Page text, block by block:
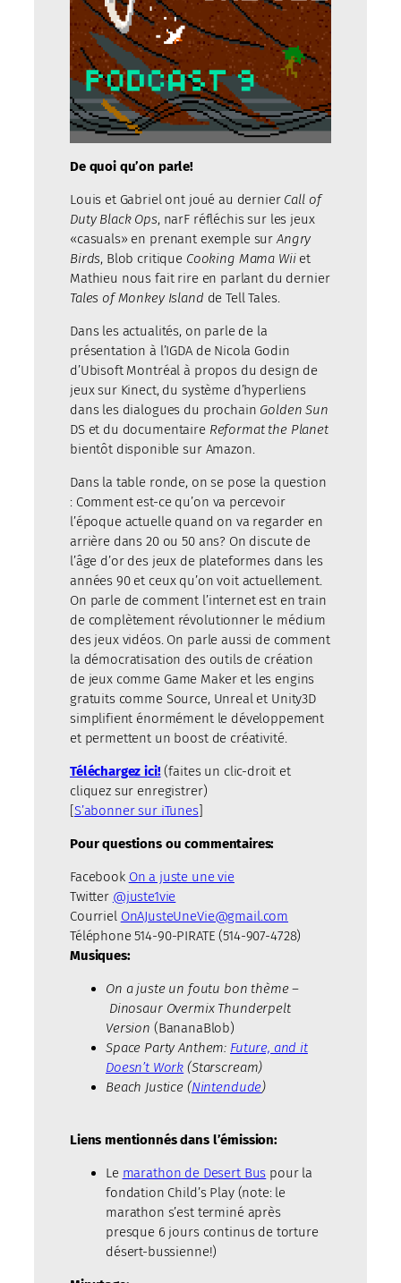
De quoi qu’on parle!
Louis et Gabriel ont joué au dernier Call of
Duty Black Ops, narF réfléchis sur les jeux
«casuals» en prenant exemple surAngry
Birds, Blob critique Cooking Mama Wiiet
Mathieu nous fait rire en parlant du dernier
Tales of Monkey Island de Tell Tales.
Dans les actualités, on parle de la
présentation à l’IGDA de Nicola Godin
d’Ubisoft Montréal à propos du design de
jeux sur Kinect, du système d’hyperliens
dans les dialogues du prochain Golden Sun
DS et du documentaire Reformat the Planet
bientôt disponible sur Amazon.
Dans la table ronde, on se pose la question
: Comment est-ce qu’on va percevoir
l’époque actuelle quand on va regarder en
arrière dans 20 ou 50 ans? On discute de
l’âge d’or des jeux de plateformes dans les
années 90 et ceux qu’on voit actuellement.
On parle de comment l’internet est en train
de complètement révolutionner le médium
des jeux vidéos. On parle aussi de comment
la démocratisation des outils de création
de jeux comme Game Maker et les engins
gratuits comme Source, Unreal et Unity3D
simplifient énormément le développement
et permettent un boost de créativité.
Téléchargez ici!(faites un clic-droit et
cliquez sur enregistrer)
[S’abonner sur iTunes]
Pour questions ou commentaires:
Facebook On a juste une vie
Twitter @juste1vie
Courriel OnAJusteUneVie@gmail.com
Téléphone 514-90-PIRATE (514-907-4728)
Musiques:
On a juste un foutu bon thème –
Dinosaur Overmix Thunderpelt
Version (BananaBlob)
Space Party Anthem: Future, and it
Doesn’t Work (Starscream)
Beach Justice (Nintendude)
Liens mentionnés dans l’émission:
Le marathon de Desert Bus pour la
fondation Child’s Play (note: le
marathon s’est terminé après
presque 6 jours continus de torture
désert-bussienne!)